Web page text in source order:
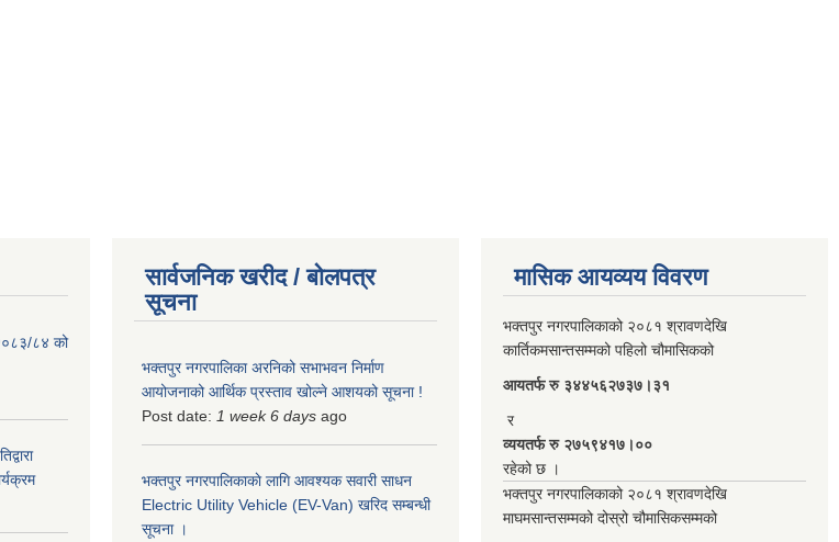
८४ को
सार्वजनिक खरीद / बोलपत्र
सूचना
भक्तपुर नगरपालिका अरनिको सभाभवन निर्माण
आयोजनाको आर्थिक प्रस्ताव खोल्ने आशयको सूचना !
Post date: 1 week 6 days ago
भक्तपुर नगरपालिकाकाे लागि आवश्यक सवारी साधन
Electric Utility Vehicle (EV-Van) खरिद सम्बन्धी
सूचना ।
मासिक आयव्यय विवरण
भक्तपुर नगरपालिकाको २०८१ श्रावणदेखि
कार्तिकमसान्तसम्मको पहिलो चौमासिकको
आयतर्फ रु‌ ३४४५६२७३७।३१
र
व्ययतर्फ रु २७५९४१७।००
रहेको छ ।
भक्तपुर नगरपालिकाको २०८१ श्रावणदेखि
माघमसान्तसम्मको दोस्रो चौमासिकसम्मको